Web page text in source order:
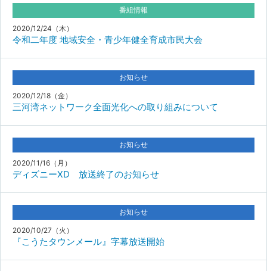
番組情報
2020/12/24（木）
令和二年度 地域安全・青少年健全育成市民大会
お知らせ
2020/12/18（金）
三河湾ネットワーク全面光化への取り組みについて
お知らせ
2020/11/16（月）
ディズニーXD 放送終了のお知らせ
お知らせ
2020/10/27（火）
『こうたタウンメール』字幕放送開始